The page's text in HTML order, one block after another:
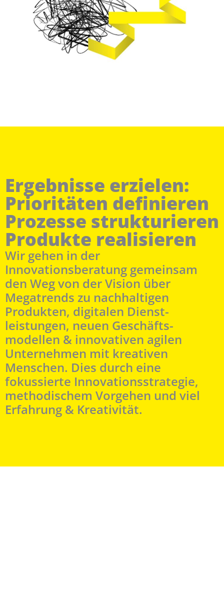
Ergebnisse erzielen:
Prioritäten definieren
Prozesse strukturieren
Produkte realisieren
Wir gehen in der
Innovationsberatung gemeinsam
den Weg von der Vision über
Megatrends zu nachhaltigen
Produkten, digitalen Dienst­
leistungen, neuen Geschäfts­­
modellen & innovativen agilen
Unternehmen mit kreativen
Menschen. Dies durch eine
fokussierte Innovationsstrategie,
methodischem Vorgehen und viel
Erfahrung & Kreativität.